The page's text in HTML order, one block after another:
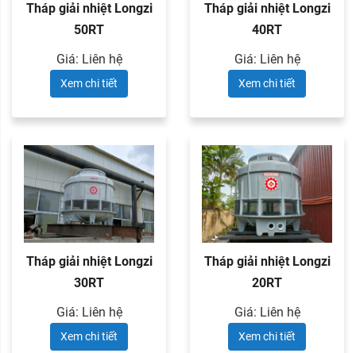
Tháp giải nhiệt Longzi
50RT
Giá: Liên hệ
Xem chi tiết
Tháp giải nhiệt Longzi
40RT
Giá: Liên hệ
Xem chi tiết
Tháp giải nhiệt Longzi
30RT
Giá: Liên hệ
Xem chi tiết
Tháp giải nhiệt Longzi
20RT
Giá: Liên hệ
Xem chi tiết